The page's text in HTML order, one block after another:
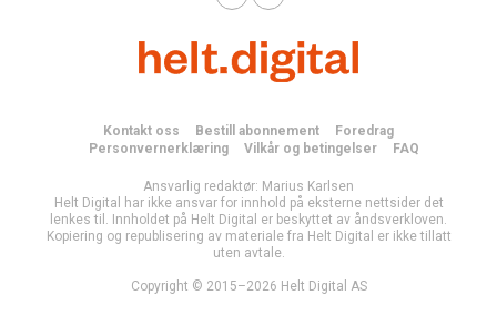
Kontakt oss Bestill abonnement
Foredrag
Personvernerklæring
Vilkår og betingelser FAQ
Ansvarlig redaktør: Marius Karlsen
Helt Digital har ikke ansvar for innhold på eksterne nettsider det
lenkes til. Innholdet på Helt Digital er beskyttet av åndsverkloven.
Kopiering og republisering av materiale fra Helt Digital er ikke tillatt
uten avtale.
Copyright © 2015–2026 Helt Digital AS